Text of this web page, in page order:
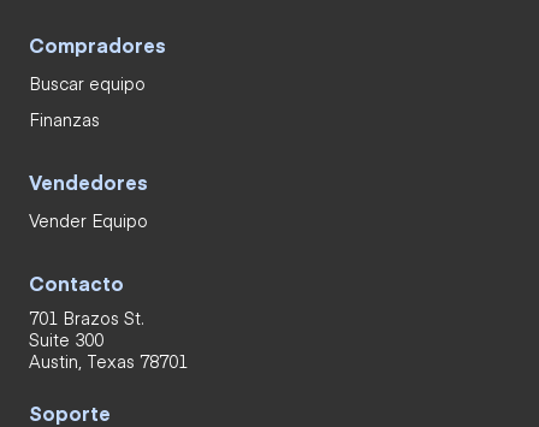
Compradores
Buscar equipo
Finanzas
Vendedores
Vender Equipo
Contacto
701 Brazos St.
Suite 300
Austin, Texas 78701
Soporte